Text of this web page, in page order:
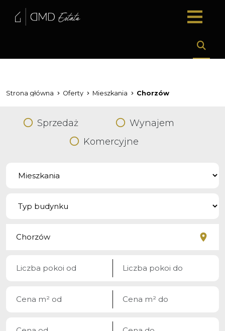
Strona główna Oferty Mieszkania Chorzów
Sprzedaż
Wynajem
Komercyjne